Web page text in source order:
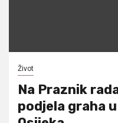
Život
Na Praznik
podjela graha